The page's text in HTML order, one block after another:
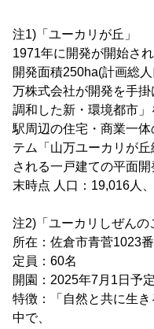
注1)「ユーカリが丘」
1971年に開発が開始さ
開発面積250ha(計画総
万株式会社が開発を手
調和した新・環境都市
駅周辺の住宅・商業一
テム「山万ユーカリが
される一戸建ての平面
末時点 人口：19,016人
注2)「ユーカリしぜんの
所在：佐倉市青菅1023
定員：60名
開園：2025年7月1日予定
特徴：「自然と共に生
中で、